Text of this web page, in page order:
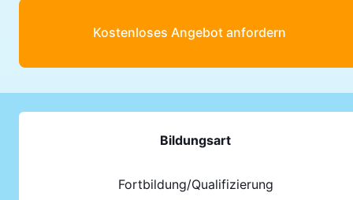
Kostenloses Angebot anfordern
Bildungsart
Fortbildung/Qualifizierung